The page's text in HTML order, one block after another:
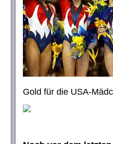
Gold für die USA-